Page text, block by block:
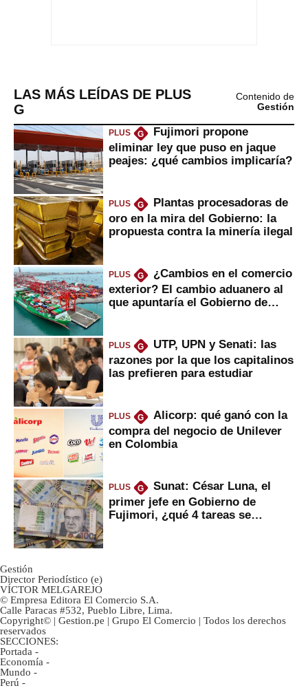
LAS MÁS LEÍDAS DE PLUS
G
Contenido de
Gestión
PLUS G
Fujimori propone
eliminar ley que puso en jaque
peajes: ¿qué cambios implicaría?
PLUS G
Plantas procesadoras de
oro en la mira del Gobierno: la
propuesta contra la minería ilegal
PLUS G
¿Cambios en el comercio
exterior? El cambio aduanero al
que apuntaría el Gobierno de
PLUS G
UTP, UPN y Senati: las
razones por la que los capitalinos
las prefieren para estudiar
PLUS G
Alicorp: qué ganó con la
compra del negocio de Unilever
en Colombia
PLUS G
Sunat: César Luna, el
primer jefe en Gobierno de
Fujimori, ¿qué 4 tareas se
Gestión
Director Periodístico (e)
VÍCTOR MELGAREJO
© Empresa Editora El Comercio S.A.
Calle Paracas #532, Pueblo Libre, Lima.
Copyright© | Gestion.pe | Grupo El Comercio | Todos los derechos
reservados
SECCIONES:
Portada -
Economía -
Mundo -
Perú -